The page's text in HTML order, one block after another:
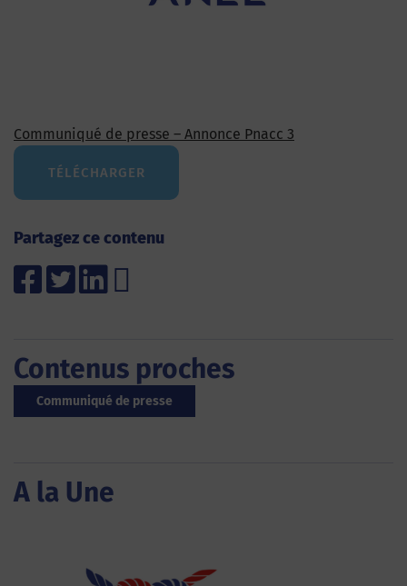
Communiqué de presse – Annonce Pnacc 3
TÉLÉCHARGER
Partagez ce contenu
Contenus proches
Communiqué de presse
A la Une